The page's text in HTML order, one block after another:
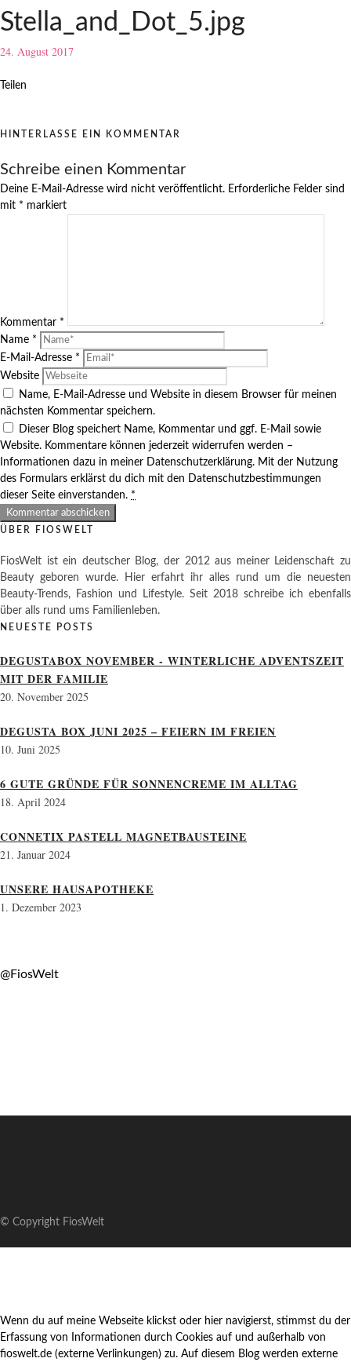
Stella_and_Dot_5.jpg
24. August 2017
Teilen
HINTERLASSE EIN KOMMENTAR
Schreibe einen Kommentar
Deine E-Mail-Adresse wird nicht veröffentlicht. Erforderliche Felder sind
mit * markiert
Kommentar *
Name *
E-Mail-Adresse *
Website
Name, E-Mail-Adresse und Website in diesem Browser für meinen
nächsten Kommentar speichern.
Dieser Blog speichert Name, Kommentar und ggf. E-Mail sowie
Website. Kommentare können jederzeit widerrufen werden –
Informationen dazu in meiner Datenschutzerklärung. Mit der Nutzung
des Formulars erklärst du dich mit den Datenschutzbestimmungen
dieser Seite einverstanden. *
ÜBER FIOSWELT
FiosWelt ist ein deutscher Blog, der 2012 aus meiner Leidenschaft zu
Beauty geboren wurde. Hier erfahrt ihr alles rund um die neuesten
Beauty-Trends, Fashion und Lifestyle. Seit 2018 schreibe ich ebenfalls
über alls rund ums Familienleben.
NEUESTE POSTS
DEGUSTABOX NOVEMBER - WINTERLICHE ADVENTSZEIT
MIT DER FAMILIE
20. November 2025
DEGUSTA BOX JUNI 2025 – FEIERN IM FREIEN
10. Juni 2025
6 GUTE GRÜNDE FÜR SONNENCREME IM ALLTAG
18. April 2024
CONNETIX PASTELL MAGNETBAUSTEINE
21. Januar 2024
UNSERE HAUSAPOTHEKE
1. Dezember 2023
@FiosWelt
© Copyright FiosWelt
Wenn du auf meine Webseite klickst oder hier navigierst, stimmst du der
Erfassung von Informationen durch Cookies auf und außerhalb von
fioswelt.de (externe Verlinkungen) zu. Auf diesem Blog werden externe